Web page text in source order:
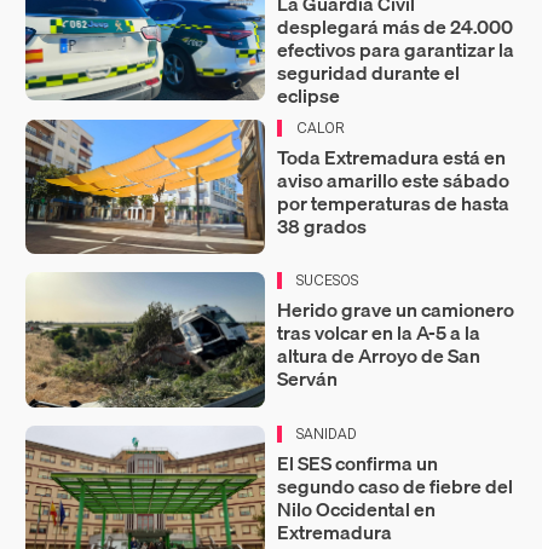
desplegará más de 24.000
efectivos para garantizar la
seguridad durante el
eclipse
CALOR
Toda Extremadura está en
aviso amarillo este sábado
por temperaturas de hasta
38 grados
SUCESOS
Herido grave un camionero
tras volcar en la A-5 a la
altura de Arroyo de San
Serván
SANIDAD
El SES confirma un
segundo caso de fiebre del
Nilo Occidental en
Extremadura